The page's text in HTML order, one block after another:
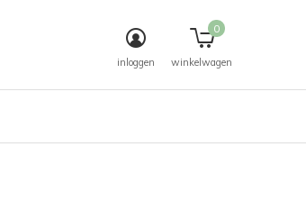
inloggen winkelwagen
0